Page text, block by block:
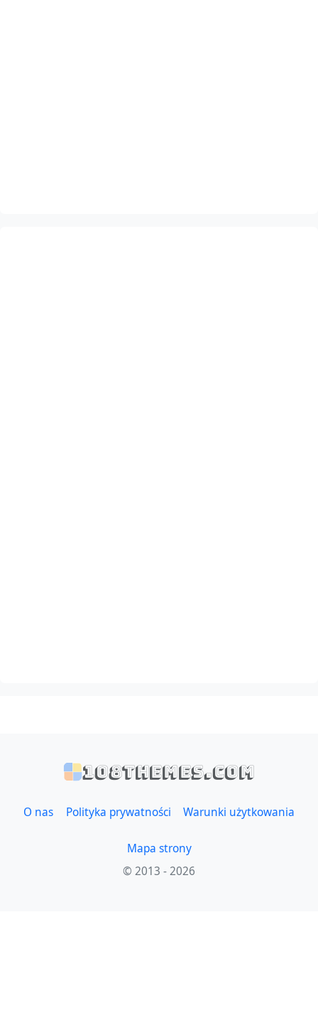
108themes.com
O nas Polityka prywatności Warunki użytkowania
Mapa strony
© 2013 - 2026